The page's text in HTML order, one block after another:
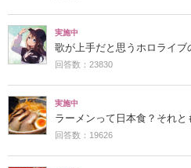
実施中
歌が上手だと思うホロライブ
回答数：23830
実施中
ラーメンって日本食？それと
回答数：19626